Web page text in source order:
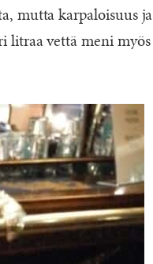
mutta karpaloisuus ja
litraa vettä meni myös